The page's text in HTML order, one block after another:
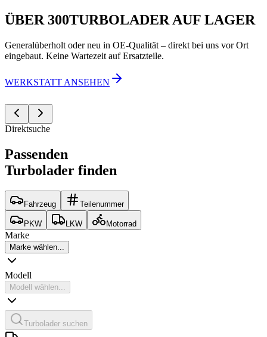
TURBOLADER AUS-& EINBAU
KFZ-Meisterbetrieb in Niederkassel bei Köln/Bonn. Diagnose,
Reparatur & Austausch – fachgerecht nach Herstellervorgaben.
ÜBER 300TURBOLADER AUF LAGER
Generalüberholt oder neu in OE-Qualität – direkt bei uns vor Ort
eingebaut. Keine Wartezeit auf Ersatzteile.
WERKSTATT ANSEHEN
DIAGNOSE ·REPARATUR ·
VCDS, Mercedes Xentry & BMW ISTA Diagnose. TÜV SÜD
Prüfstützpunkt. MAHA Allrad-Leistungsprüfstand.
Direktsuche
Passenden
Turbolader finden
Fahrzeug Teilenummer
PKW LKW Motorrad
Marke
Marke wählen...
Modell
Modell wählen...
Turbolader suchen